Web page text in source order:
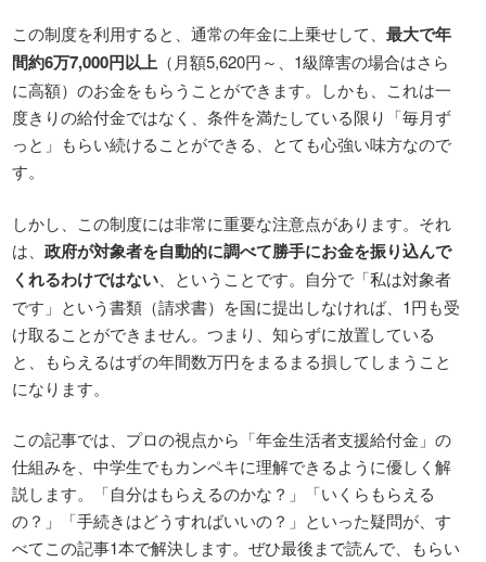
この制度を利用すると、通常の年金に上乗せして、最大で年
間約6万7,000円以上 （月額5,620円～、1級障害の場合はさら
に高額）のお金をもらうことができます。しかも、これは一
度きりの給付金ではなく、条件を満たしている限り「毎月ず
っと」もらい続けることができる、とても心強い味方なので
す。
しかし、この制度には非常に重要な注意点があります。それ
は、政府が対象者を自動的に調べて勝手にお金を振り込んで
くれるわけではない 、ということです。自分で「私は対象者
です」という書類（請求書）を国に提出しなければ、1円も受
け取ることができません。つまり、知らずに放置している
と、もらえるはずの年間数万円をまるまる損してしまうこと
になります。
この記事では、プロの視点から「年金生活者支援給付金」の
仕組みを、中学生でもカンペキに理解できるように優しく解
説します。「自分はもらえるのかな？」「いくらもらえる
の？」「手続きはどうすればいいの？」といった疑問が、す
べてこの記事1本で解決します。ぜひ最後まで読んで、もらい